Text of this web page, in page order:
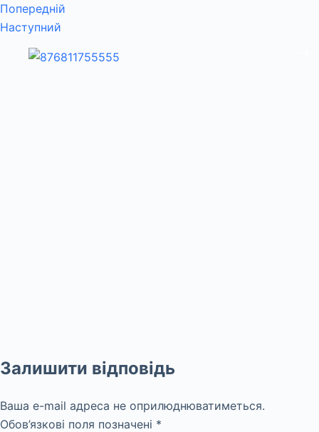
Попередній
Наступний
Залишити відповідь
Ваша e-mail адреса не оприлюднюватиметься.
Обов’язкові поля позначені *